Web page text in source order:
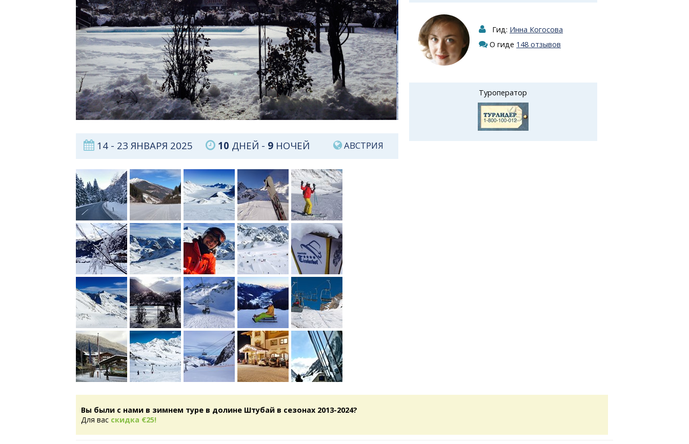
14 - 23 ЯНВАРЯ 2025 10 ДНЕЙ - 9НОЧЕЙ АВСТРИЯ
Гид: Инна Когосова
О гиде 148 отзывов
Туроператор
Вы были с нами в зимнем туре в долине Штубай в сезонах 2013-2024?
Для вас скидка €25!